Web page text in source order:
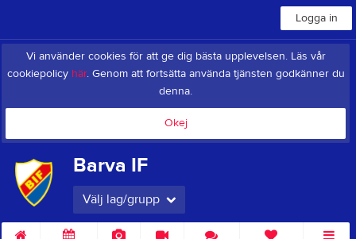
Logga in
Vi använder cookies för att ge dig bästa upplevelsen. Läs vår
cookiepolicy här. Genom att fortsätta använda tjänsten godkänner du
denna.
Okej
Barva IF
Välj lag/grupp